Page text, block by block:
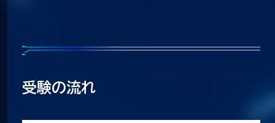
受験の流れ